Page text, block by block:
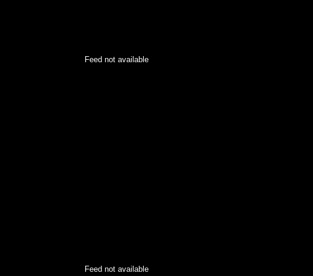
Feed not available
Feed not available